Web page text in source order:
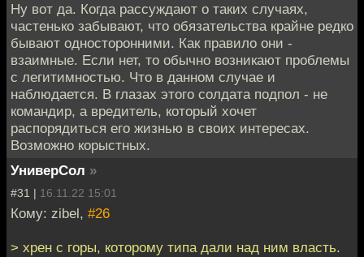
Ну вот да. Когда рассуждают о таких случаях,
частенько забывают, что обязательства крайне редко
бывают односторонними. Как правило они -
взаимные. Если нет, то обычно возникают проблемы
с легитимностью. Что в данном случае и
наблюдается. В глазах этого солдата подпол - не
командир, а вредитель, который хочет
распорядиться его жизнью в своих интересах.
Возможно корыстных.
УниверСол »
#31 | 16.11.22 15:01
Кому: zibel, #26
> хрен с горы, которому типа дали над ним власть.